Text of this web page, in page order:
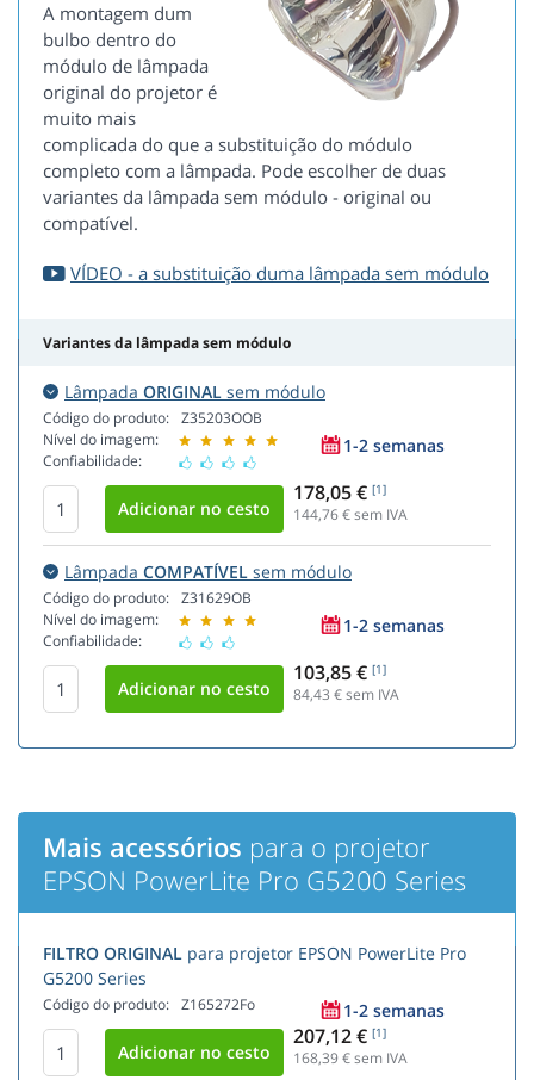
A montagem dum
bulbo dentro do
módulo de lâmpada
original do projetor é
muito mais
complicada do que a substituição do módulo
completo com a lâmpada. Pode escolher de duas
variantes da lâmpada sem módulo - original ou
compatível.
VÍDEO - a substituição duma lâmpada sem módulo
Variantes da lâmpada sem módulo
Lâmpada ORIGINAL sem módulo
Código do produto:
Nível do imagem:
Confiabilidade:
Z35203OOB
1-2 semanas
178,05 € [1]
144,76€ sem IVA
Lâmpada COMPATÍVEL sem módulo
Código do produto:
Nível do imagem:
Confiabilidade:
Z31629OB
1-2 semanas
103,85 € [1]
84,43 € sem IVA
Mais acessórios para o projetor
EPSON PowerLite Pro G5200 Series
FILTRO ORIGINAL para projetor EPSON PowerLite Pro
G5200 Series
Código do produto: Z165272Fo 1-2 semanas
207,12 € [1]
168,39€ sem IVA